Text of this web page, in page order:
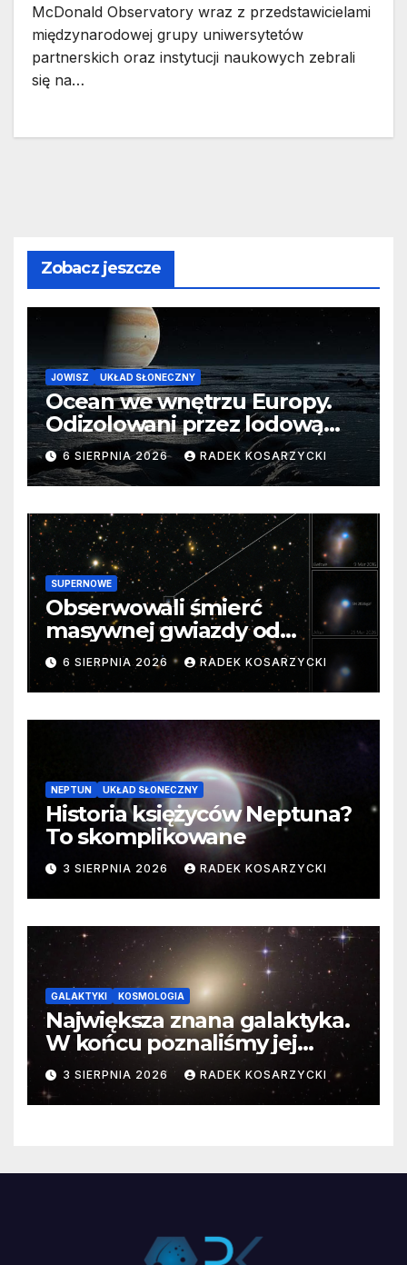
McDonald Observatory wraz z przedstawicielami
międzynarodowej grupy uniwersytetów
partnerskich oraz instytucji naukowych zebrali
się na…
Zobacz jeszcze
JOWISZ UKŁAD SŁONECZNY
Ocean we wnętrzu Europy.
Odizolowani przez lodową
barierę
6 SIERPNIA 2026 RADEK KOSARZYCKI
SUPERNOWE
Obserwowali śmierć
masywnej gwiazdy od
samego początku. Niezwykle
cenne dane
6 SIERPNIA 2026 RADEK KOSARZYCKI
NEPTUN UKŁAD SŁONECZNY
Historia księżyców Neptuna?
To skomplikowane
3 SIERPNIA 2026 RADEK KOSARZYCKI
GALAKTYKI KOSMOLOGIA
Największa znana galaktyka.
W końcu poznaliśmy jej
faktyczne wymiary
3 SIERPNIA 2026 RADEK KOSARZYCKI